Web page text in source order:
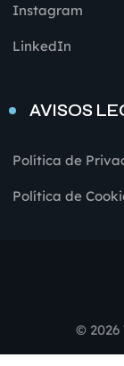
Instagram
LinkedIn
AVISOS
Política de
Política de
© 2026